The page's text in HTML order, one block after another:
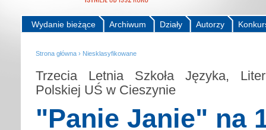
Autorzy
Działy
Archiwum
Wydanie bieżące
Strona główna › Niesklasyfikowane
Trzecia Letnia Szkoła Języka,
Polskiej UŚ w Cieszynie
"Panie Janie" na